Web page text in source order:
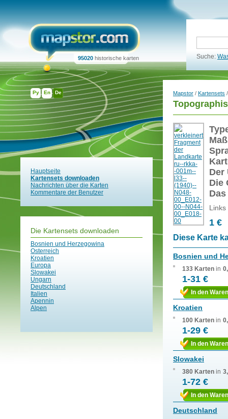
Ру En De
95020 historische karten Suche:
Hauptseite
Kartensets downloaden
Nachrichten über die Karten
Kommentare der Benutzer
Die Kartensets downloaden
Bosnien und Herzegowina
Osterreich
Kroatien
Europa
Slowakei
Ungarn
Deutschland
Italien
Apennin
Alpen
Mapstor / Kartensets
Der
Die
1 €
Diese Karte
Bosnien und
133 Karten in
1-31 €
In den
Kroatien
100 Karten in
1-29 €
In den
Slowakei
380 Karten in
1-72 €
In den
Deutschland